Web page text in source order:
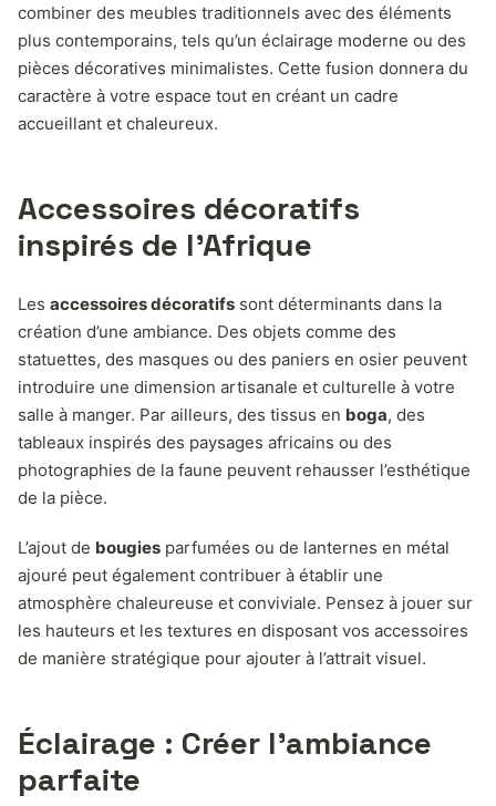
combiner des meubles traditionnels avec des éléments
plus contemporains, tels qu’un éclairage moderne ou des
pièces décoratives minimalistes. Cette fusion donnera du
caractère à votre espace tout en créant un cadre
accueillant et chaleureux.
Accessoires décoratifs
inspirés de l’Afrique
Les accessoires décoratifs sont déterminants dans la
création d’une ambiance. Des objets comme des
statuettes, des masques ou des paniers en osier peuvent
introduire une dimension artisanale et culturelle à votre
salle à manger. Par ailleurs, des tissus en boga, des
tableaux inspirés des paysages africains ou des
photographies de la faune peuvent rehausser l’esthétique
de la pièce.
L’ajout de bougies parfumées ou de lanternes en métal
ajouré peut également contribuer à établir une
atmosphère chaleureuse et conviviale. Pensez à jouer sur
les hauteurs et les textures en disposant vos accessoires
de manière stratégique pour ajouter à l’attrait visuel.
Éclairage : Créer l’ambiance
parfaite